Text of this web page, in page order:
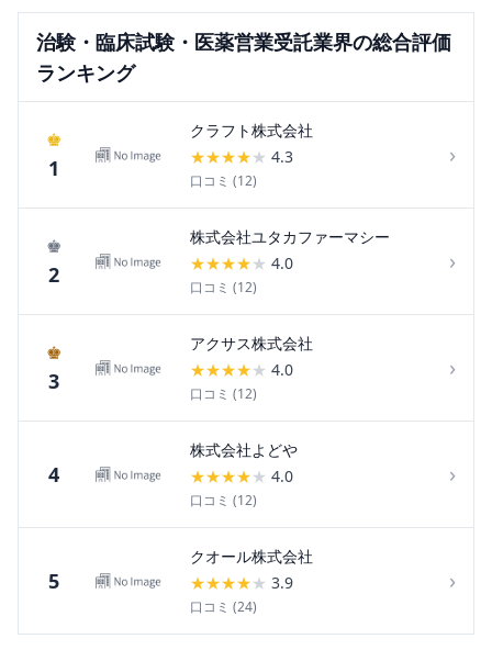
治験・臨床試験・医薬営業受託業界の総合評価
ランキング
♚
1
クラフト株式会社
★★★★★ 4.3
口コミ (12)
›
♚
2
株式会社ユタカファーマシー
★★★★★ 4.0
口コミ (12)
›
♚
3
アクサス株式会社
★★★★★ 4.0
口コミ (12)
›
4
株式会社よどや
★★★★★ 4.0
口コミ (12)
›
5
クオール株式会社
★★★★★ 3.9
口コミ (24)
›